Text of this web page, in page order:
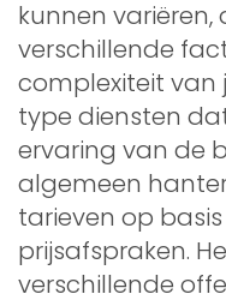
kunnen variëren,
verschillende
complexiteit van
type diensten
ervaring van de
algemeen
tarieven op
prijsafspraken.
verschillende